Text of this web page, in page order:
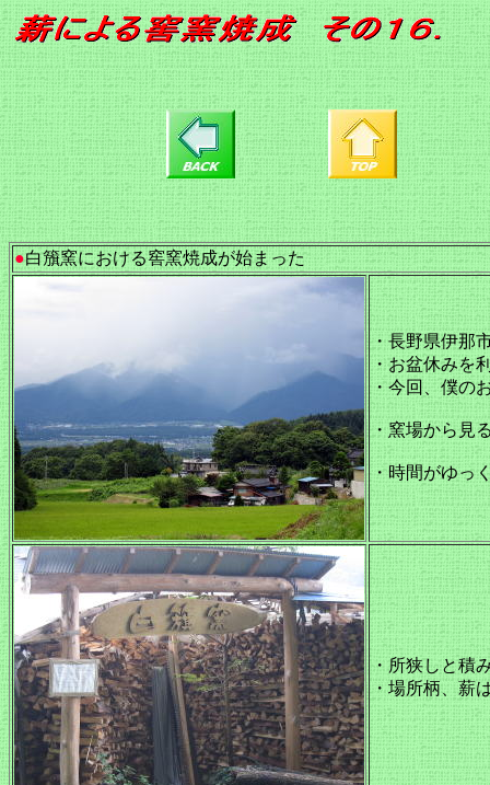
●白籏窯における窖窯焼成が始まった
・長野県伊那
・お盆休みを
・今回、僕の
・窯場から見
・時間がゆっ
・所狭しと積
・場所柄、薪